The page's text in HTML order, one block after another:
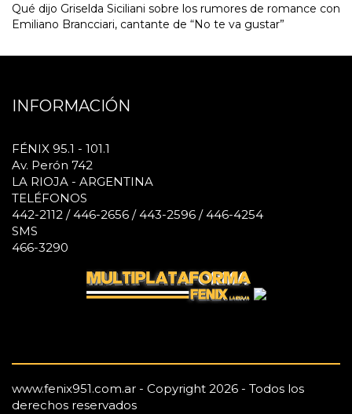
Qué dijo Griselda Siciliani sobre los rumores de romance con
Emiliano Brancciari, cantante de “No te va gustar”
INFORMACIÓN
FÉNIX 95.1 - 101.1
Av. Perón 742
LA RIOJA - ARGENTINA
TELÉFONOS
442-2112 / 446-2656 / 443-2596 / 446-4254
SMS
466-3290
www.fenix951.com.ar - Copyright 2026 - Todos los
derechos reservados